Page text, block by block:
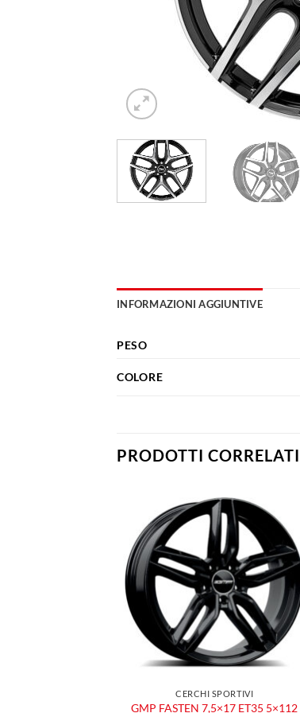
INFORMAZIONI AGGIUNTIVE
PESO
COLORE
PRODOTTI CORRELATI
Aggiungi
alla lista
dei
desideri
CERCHI SPORTIVI
GMP FASTEN 7,5×17 ET35 5×112